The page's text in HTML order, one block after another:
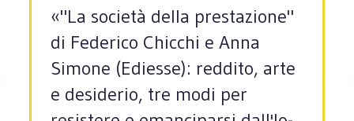
«"La società della prestazione"
di Federico Chicchi e Anna
Simone (Ediesse): reddito, arte
e desiderio, tre modi per